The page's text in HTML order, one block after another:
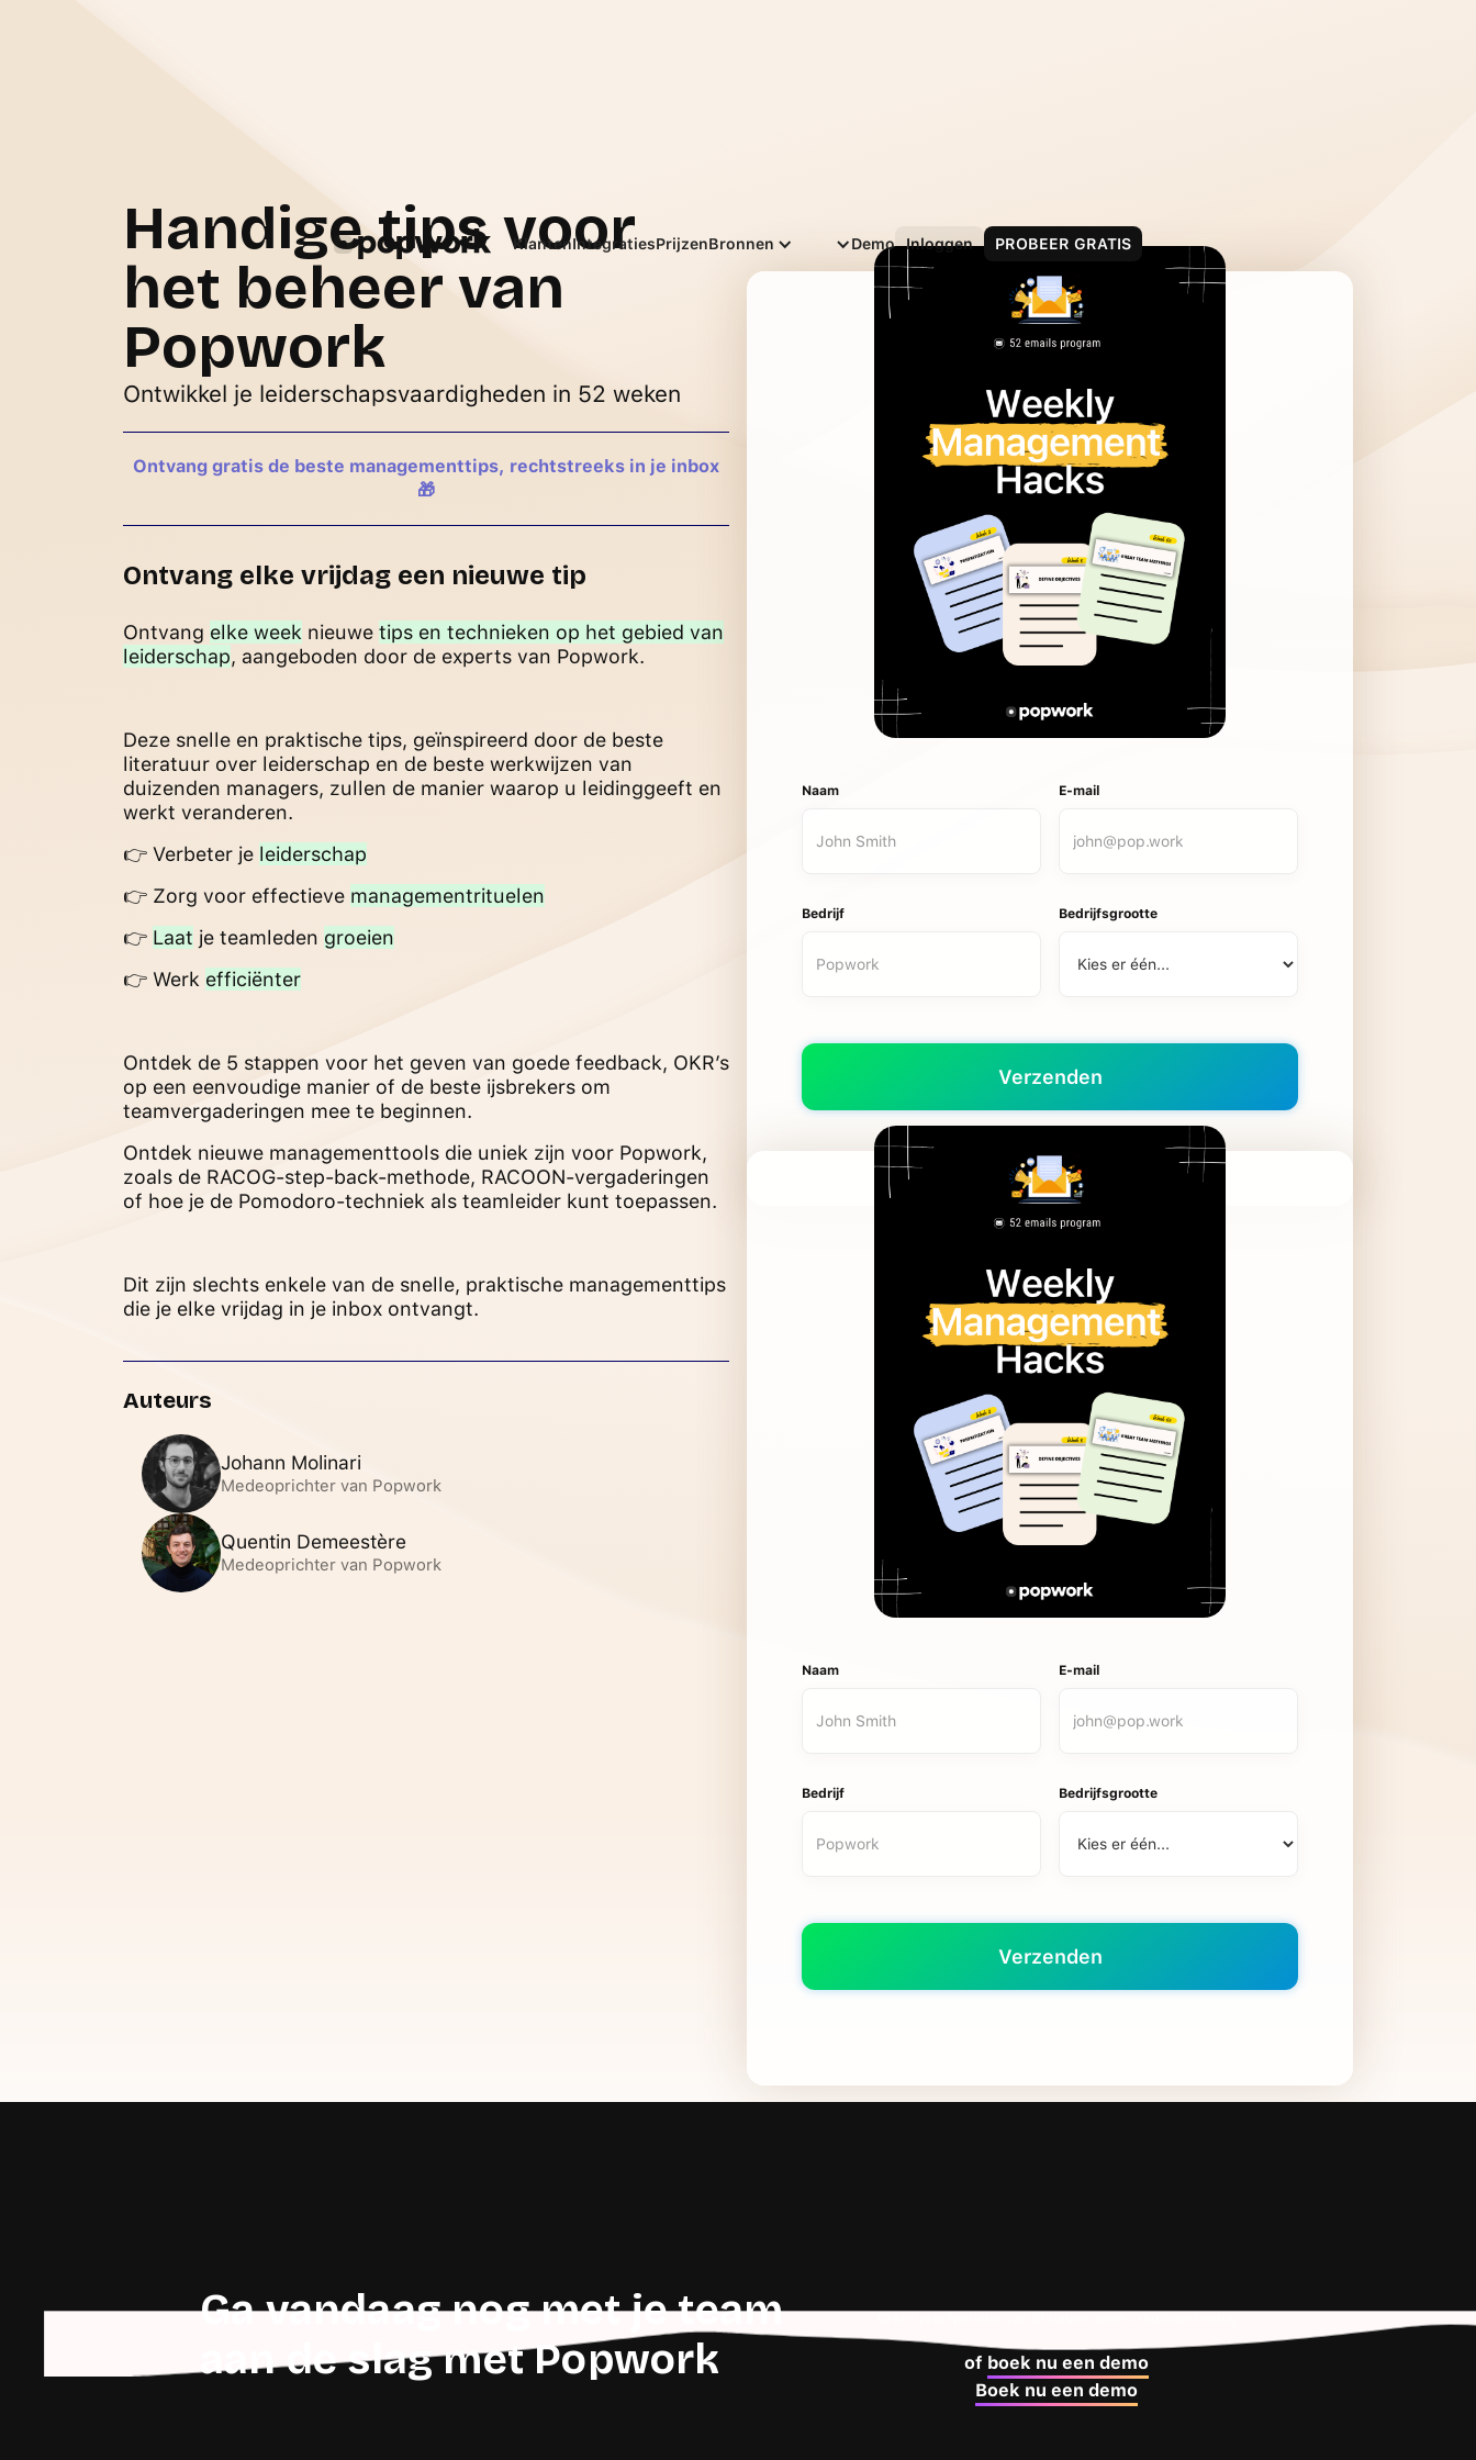
Klanten Integraties Prijzen Bronnen Nederlands
Demo Inloggen PROBEER GRATIS
Handige tips voor
het beheer van
Popwork
Ontwikkel je leiderschapsvaardigheden in 52 weken
Ontvang gratis de beste managementtips, rechtstreeks in je inbox
🎁
Ontvang elke vrijdag een nieuwe tip
Ontvang elke week nieuwe tips en technieken op het gebied van
leiderschap, aangeboden door de experts van Popwork.
Deze snelle en praktische tips, geïnspireerd door de beste
literatuur over leiderschap en de beste werkwijzen van
duizenden managers, zullen de manier waarop u leidinggeeft en
werkt veranderen.
👉 Verbeter je leiderschap
👉 Zorg voor effectieve managementrituelen
👉 Laat je teamleden groeien
👉 Werk efficiënter
Ontdek de 5 stappen voor het geven van goede feedback, OKR’s
op een eenvoudige manier of de beste ijsbrekers om
teamvergaderingen mee te beginnen.
Ontdek nieuwe managementtools die uniek zijn voor Popwork,
zoals de RACOG-step-back-methode, RACOON-vergaderingen
of hoe je de Pomodoro-techniek als teamleider kunt toepassen.
Dit zijn slechts enkele van de snelle, praktische managementtips
die je elke vrijdag in je inbox ontvangt.
Auteurs
Johann Molinari
Medeoprichter van Popwork
Quentin Demeestère
Medeoprichter van Popwork
E-mail
Bedrijf Bedrijfsgrootte
Naam E-mail
Bedrijf Bedrijfsgrootte
Ga vandaag nog met je team
aan de slag met Popwork
of boek nu een demo
Boek nu een demo